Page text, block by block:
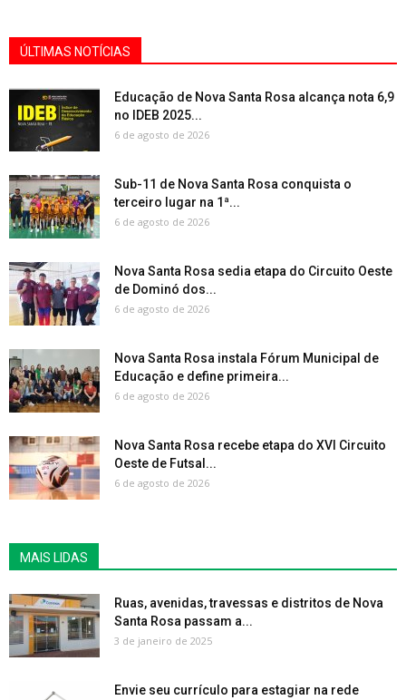
ÚLTIMAS NOTÍCIAS
Educação de Nova Santa Rosa alcança nota 6,9
no IDEB 2025...
6 de agosto de 2026
Sub-11 de Nova Santa Rosa conquista o
terceiro lugar na 1ª...
6 de agosto de 2026
Nova Santa Rosa sedia etapa do Circuito Oeste
de Dominó dos...
6 de agosto de 2026
Nova Santa Rosa instala Fórum Municipal de
Educação e define primeira...
6 de agosto de 2026
Nova Santa Rosa recebe etapa do XVI Circuito
Oeste de Futsal...
6 de agosto de 2026
MAIS LIDAS
Ruas, avenidas, travessas e distritos de Nova
Santa Rosa passam a...
3 de janeiro de 2025
Envie seu currículo para estagiar na rede